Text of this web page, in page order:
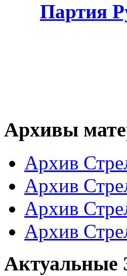
Партия
Архивы
Архив
Архив
Архив
Архив
Актуальные